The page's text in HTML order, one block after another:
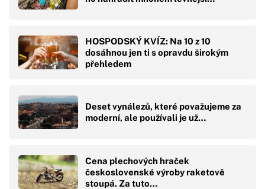
HOSPODSKÝ KVÍZ: Na 10 z 10
dosáhnou jen ti s opravdu širokým
přehledem
Deset vynálezů, které považujeme za
moderní, ale používali je už…
Cena plechových hraček
československé výroby raketově
stoupá. Za tuto…